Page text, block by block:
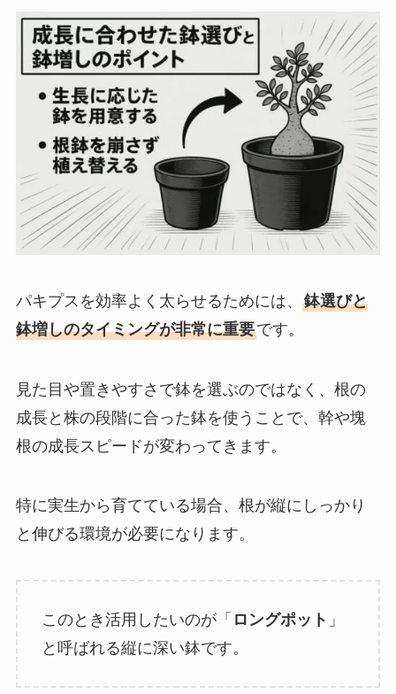
パキプスを効率よく太らせるためには、 鉢選びと
鉢増しのタイミングが非常に重要です。
見た目や置きやすさで鉢を選ぶのではなく、根の
成長と株の段階に合った鉢を使うことで、幹や塊
根の成長スピードが変わってきます。
特に実生から育てている場合、根が縦にしっかり
と伸びる環境が必要になります。
このとき活用したいのが「 ロングポット 」
と呼ばれる縦に深い鉢です。